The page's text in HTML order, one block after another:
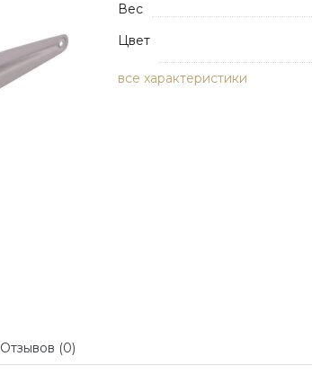
Вес
Цвет
все характеристики
Отзывов (0)